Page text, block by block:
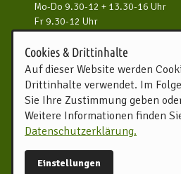
Mo-Do 9.30-12 + 13.30-16 Uhr
Fr 9.30-12 Uhr
Kontakt aufnehmen
Touristikverband Landkreis
Rotenburg (Wümme) e.V.
Harburger Straße 59
27356 Rotenburg (Wümme)
04261 81960
Cookies & Drittinhalte
Auf dieser Website werden
Drittinhalte verwendet. Im
Sie Ihre Zustimmung geben
Weitere Informationen finden
Datenschutzerklärung.
Einstellungen